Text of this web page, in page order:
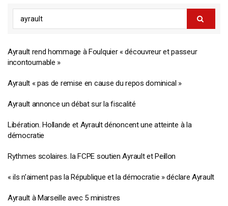
Ayrault rend hommage à Foulquier « découvreur et passeur
incontournable »
Ayrault « pas de remise en cause du repos dominical »
Ayrault annonce un débat sur la fiscalité
Libération. Hollande et Ayrault dénoncent une atteinte à la
démocratie
Rythmes scolaires. la FCPE soutien Ayrault et Peillon
« ils n’aiment pas la République et la démocratie » déclare Ayrault
Ayrault à Marseille avec 5 ministres